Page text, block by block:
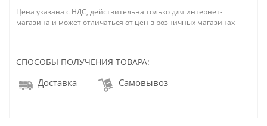
Цена указана с НДС, действительна только для интернет-
магазина и может отличаться от цен в розничных магазинах
СПОСОБЫ ПОЛУЧЕНИЯ ТОВАРА:
Доставка Самовывоз